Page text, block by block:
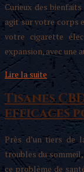
Curieux des
agit sur votre corps
votre cigarette
expansion, avec une
Lire la suite
Tisanes
efficaces
Près d’un tiers de
troubles du
ce problème de